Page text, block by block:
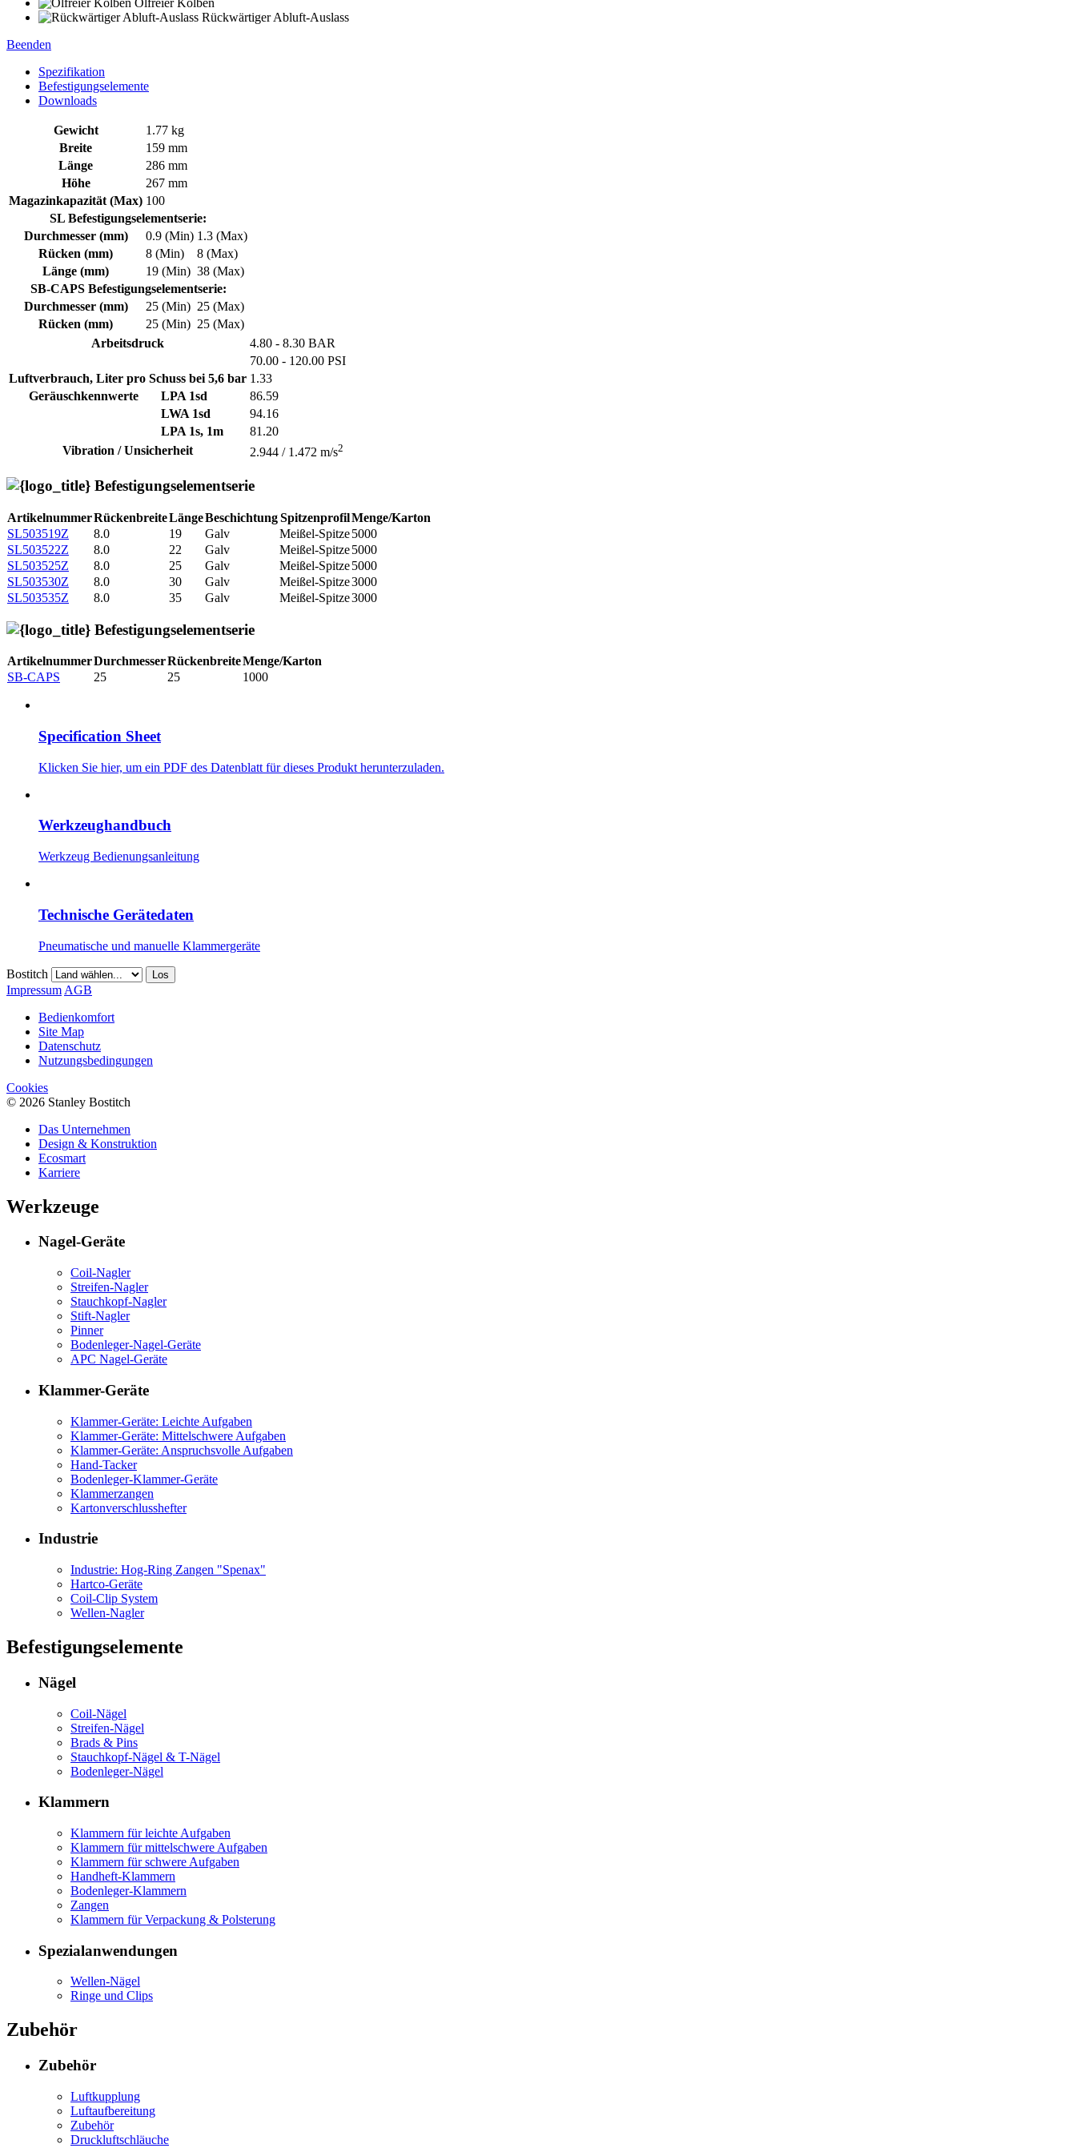
Ölfreier Kolben
Rückwärtiger Abluft-Auslass
Beenden
Spezifikation
Befestigungselemente
Downloads
Gewicht
1.77 kg
Breite
159 mm
Länge
286 mm
Höhe
267 mm
Magazinkapazität (Max) 100
SL Befestigungselementserie:
Durchmesser (mm)
0.9 (Min) 1.3 (Max)
Rücken (mm)
8 (Min)
8 (Max)
Länge (mm)
19 (Min) 38 (Max)
SB-CAPS Befestigungselementserie:
Durchmesser (mm)
25 (Min) 25 (Max)
Rücken (mm)
25 (Min) 25 (Max)
Arbeitsdruck
4.80 - 8.30 BAR
70.00 - 120.00 PSI
Luftverbrauch, Liter pro Schuss bei 5,6 bar 1.33
Geräuschkennwerte
LPA 1sd
86.59
LWA 1sd
94.16
LPA 1s, 1m
81.20
Vibration / Unsicherheit
2.944 / 1.472 m/s2
Befestigungselementserie
ArtikelnummerRückenbreiteLängeBeschichtungSpitzenprofilMenge/Karton
SL503519Z
8.0 19 Galv Meißel-Spitze5000
SL503522Z
8.0 22 Galv Meißel-Spitze5000
SL503525Z
8.0 25 Galv Meißel-Spitze5000
SL503530Z
8.0 30 Galv Meißel-Spitze3000
SL503535Z
8.0 35 Galv Meißel-Spitze3000
Befestigungselementserie
ArtikelnummerDurchmesserRückenbreiteMenge/Karton
SB-CAPS
25 25 1000
Specification Sheet
Klicken Sie hier, um ein PDF des Datenblatt für dieses Produkt herunterzuladen.
Werkzeughandbuch
Werkzeug Bedienungsanleitung
Technische Gerätedaten
Pneumatische und manuelle Klammergeräte
Bostitch Los
Impressum AGB
Bedienkomfort
Site Map
Datenschutz
Nutzungsbedingungen
Cookies
© 2026 Stanley Bostitch
Das Unternehmen
Design & Konstruktion
Ecosmart
Karriere
Werkzeuge
Nagel-Geräte
Coil-Nagler
Streifen-Nagler
Stauchkopf-Nagler
Stift-Nagler
Pinner
Bodenleger-Nagel-Geräte
APC Nagel-Geräte
Klammer-Geräte
Klammer-Geräte: Leichte Aufgaben
Klammer-Geräte: Mittelschwere Aufgaben
Klammer-Geräte: Anspruchsvolle Aufgaben
Hand-Tacker
Bodenleger-Klammer-Geräte
Klammerzangen
Kartonverschlusshefter
Industrie
Industrie: Hog-Ring Zangen "Spenax"
Hartco-Geräte
Coil-Clip System
Wellen-Nagler
Befestigungselemente
Nägel
Coil-Nägel
Streifen-Nägel
Brads & Pins
Stauchkopf-Nägel & T-Nägel
Bodenleger-Nägel
Klammern
Klammern für leichte Aufgaben
Klammern für mittelschwere Aufgaben
Klammern für schwere Aufgaben
Handheft-Klammern
Bodenleger-Klammern
Zangen
Klammern für Verpackung & Polsterung
Spezialanwendungen
Wellen-Nägel
Ringe und Clips
Zubehör
Zubehör
Luftkupplung
Luftaufbereitung
Zubehör
Druckluftschläuche